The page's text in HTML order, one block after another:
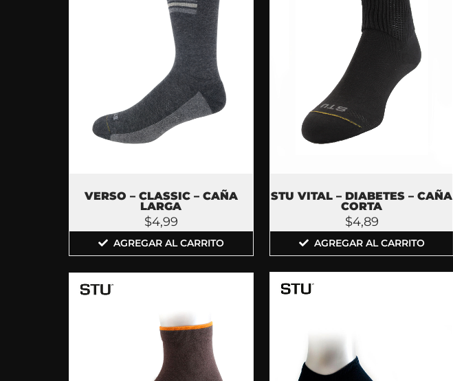
VERSO – CLASSIC – CAÑA
LARGA
$4,99
AGREGAR AL CARRITO
STU VITAL – DIABETES – CAÑA
CORTA
$4,89
AGREGAR AL CARRITO